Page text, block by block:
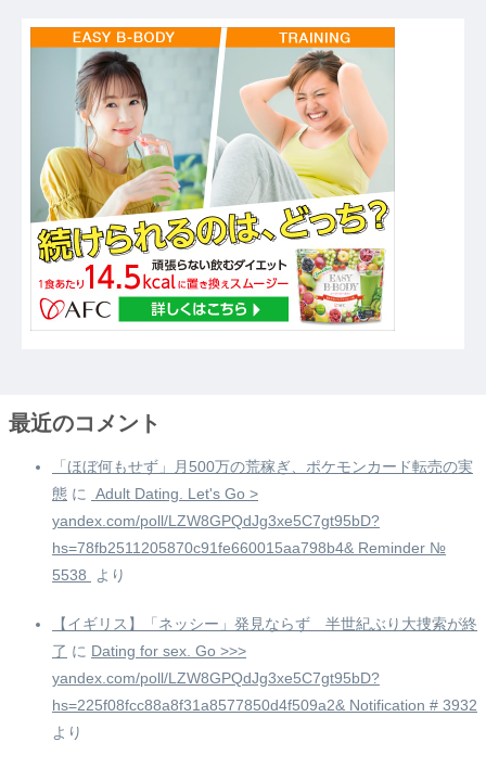
最近のコメント
「ほぼ何もせず」月500万の荒稼ぎ、ポケモンカード転売の実
態 に
️ Adult Dating. Let's Go >
yandex.com/poll/LZW8GPQdJg3xe5C7gt95bD?
hs=78fb2511205870c91fe660015aa798b4& Reminder №
5538 ️
より
【イギリス】「ネッシー」発見ならず 半世紀ぶり大捜索が終
了 に Dating for sex. Go >>>
yandex.com/poll/LZW8GPQdJg3xe5C7gt95bD?
hs=225f08fcc88a8f31a8577850d4f509a2& Notification # 3932
より